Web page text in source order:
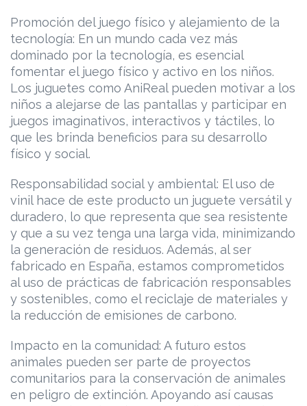
Promoción del juego físico y alejamiento de la
tecnología: En un mundo cada vez más
dominado por la tecnología, es esencial
fomentar el juego físico y activo en los niños.
Los juguetes como AniReal pueden motivar a los
niños a alejarse de las pantallas y participar en
juegos imaginativos, interactivos y táctiles, lo
que les brinda beneficios para su desarrollo
físico y social.
Responsabilidad social y ambiental: El uso de
vinil hace de este producto un juguete versátil y
duradero, lo que representa que sea resistente
y que a su vez tenga una larga vida, minimizando
la generación de residuos. Además, al ser
fabricado en España, estamos comprometidos
al uso de prácticas de fabricación responsables
y sostenibles, como el reciclaje de materiales y
la reducción de emisiones de carbono.
Impacto en la comunidad: A futuro estos
animales pueden ser parte de proyectos
comunitarios para la conservación de animales
en peligro de extinción. Apoyando así causas